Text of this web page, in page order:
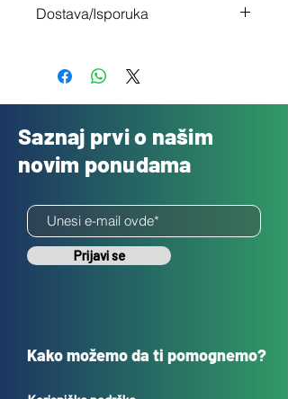
nisi zadovoljan
Dostava/Isporuka
Saznaj prvi o našim
novim ponudama
Prijavi se
Kako možemo da ti pomognemo?